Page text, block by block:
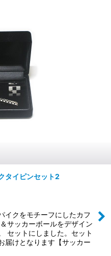
タイピンセット2
イクをモチーフにしたカフ
サッカーボールをデザイン
セットにしました。セット
届けとなります【サッカー